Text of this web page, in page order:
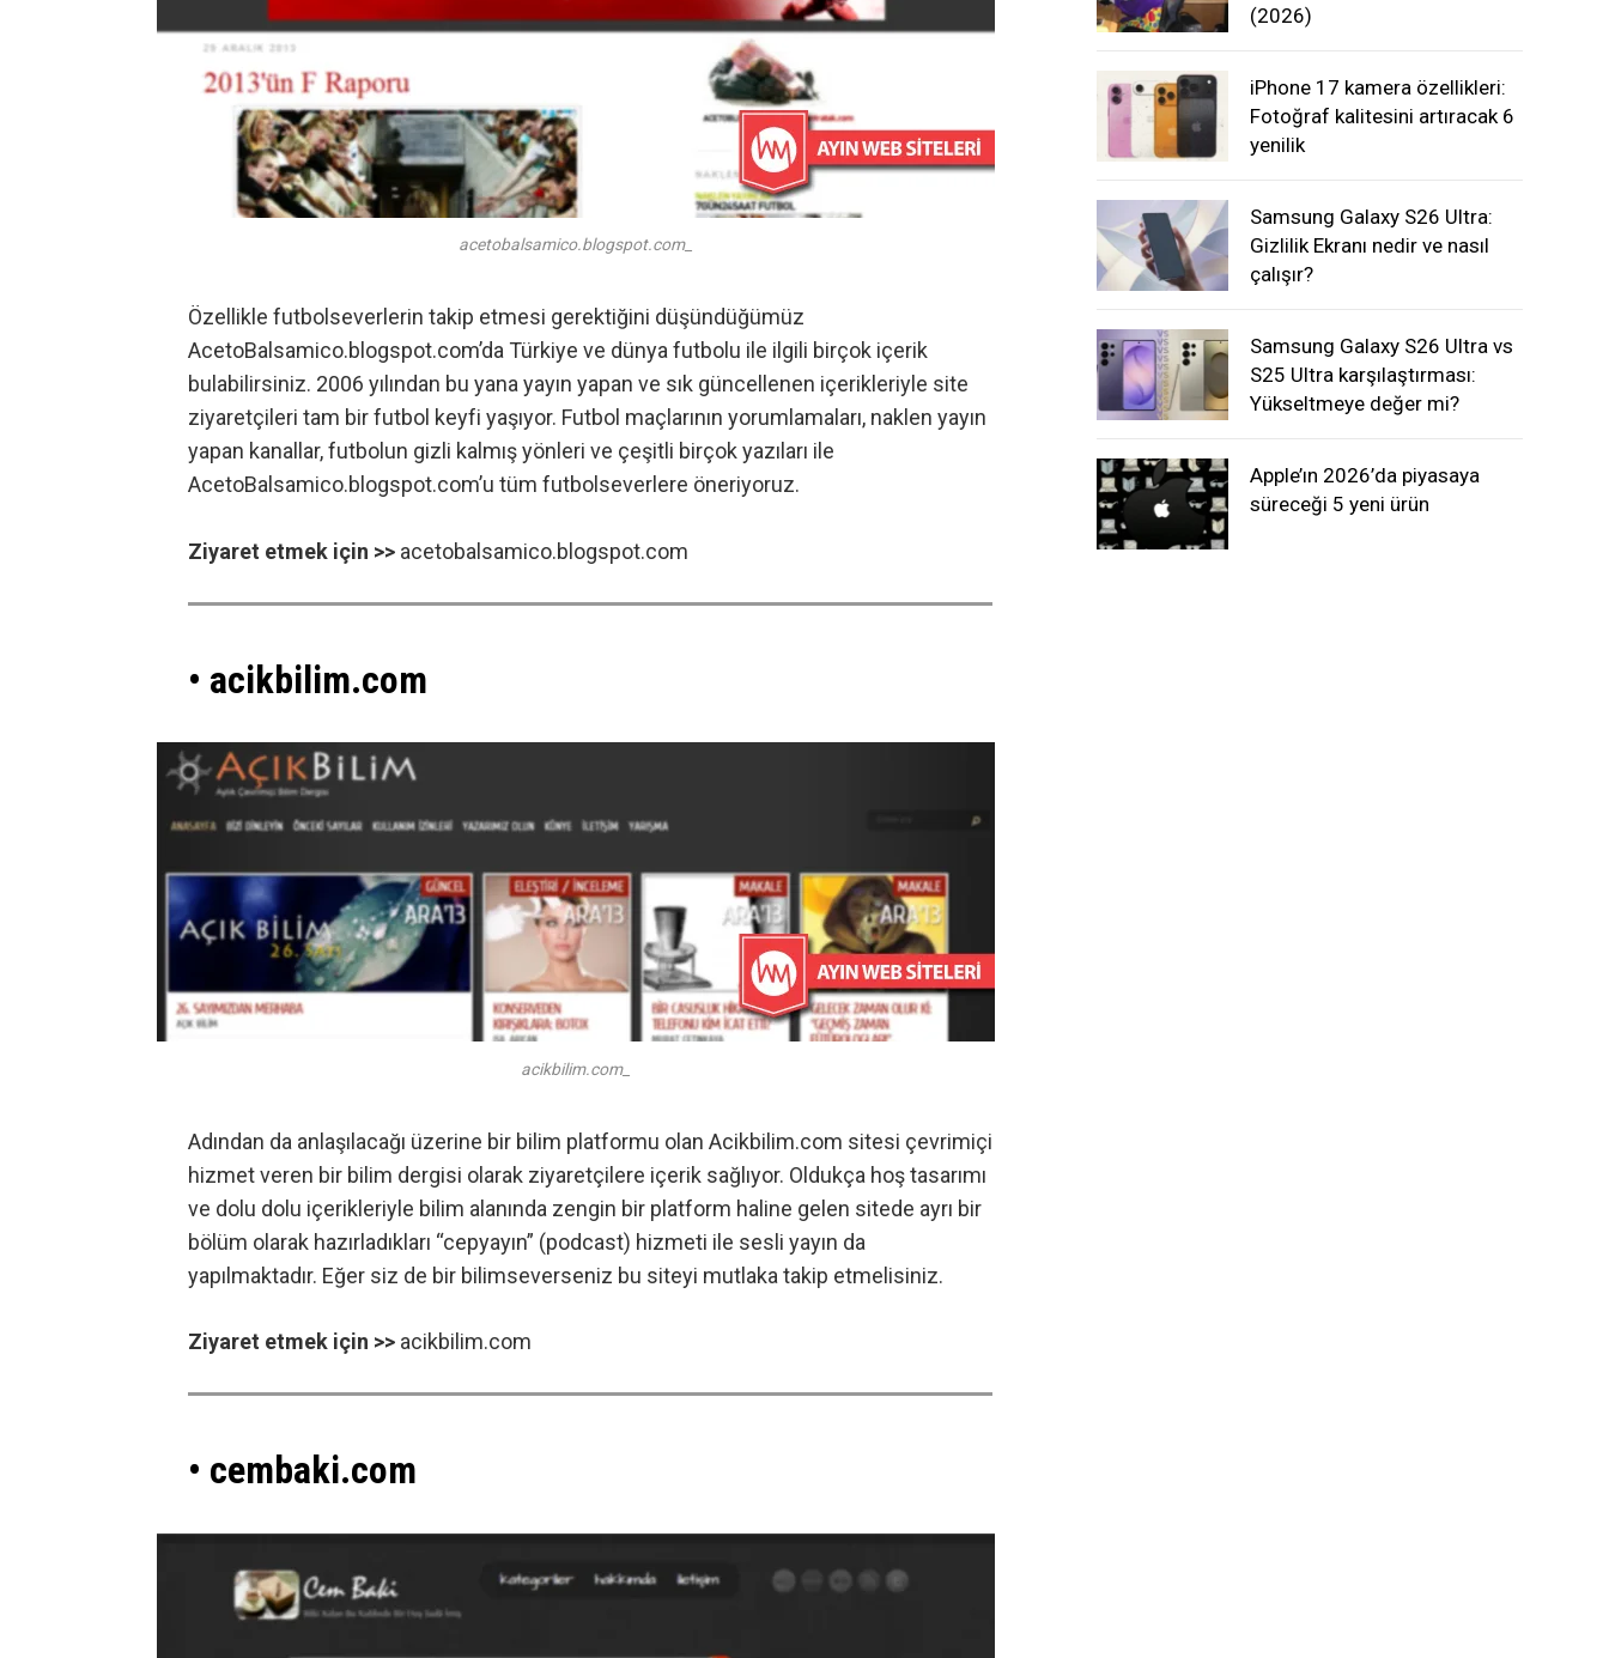
acetobalsamico.blogspot.com_
Özellikle futbolseverlerin takip etmesi gerektiğini düşündüğümüz
AcetoBalsamico.blogspot.com’da Türkiye ve dünya futbolu ile ilgili birçok içerik
bulabilirsiniz. 2006 yılından bu yana yayın yapan ve sık güncellenen içerikleriyle site
ziyaretçileri tam bir futbol keyfi yaşıyor. Futbol maçlarının yorumlamaları, naklen yayın
yapan kanallar, futbolun gizli kalmış yönleri ve çeşitli birçok yazıları ile
AcetoBalsamico.blogspot.com’u tüm futbolseverlere öneriyoruz.
Ziyaret etmek için >> acetobalsamico.blogspot.com
• acikbilim.com
acikbilim.com_
Adından da anlaşılacağı üzerine bir bilim platformu olan Acikbilim.com sitesi çevrimiçi
hizmet veren bir bilim dergisi olarak ziyaretçilere içerik sağlıyor. Oldukça hoş tasarımı
ve dolu dolu içerikleriyle bilim alanında zengin bir platform haline gelen sitede ayrı bir
bölüm olarak hazırladıkları “cepyayın” (podcast) hizmeti ile sesli yayın da
yapılmaktadır. Eğer siz de bir bilimseverseniz bu siteyi mutlaka takip etmelisiniz.
Ziyaret etmek için >> acikbilim.com
• cembaki.com
(2026)
iPhone 17 kamera özellikleri:
Fotoğraf kalitesini artıracak 6
yenilik
Samsung Galaxy S26 Ultra:
Gizlilik Ekranı nedir ve nasıl
çalışır?
Samsung Galaxy S26 Ultra vs
S25 Ultra karşılaştırması:
Yükseltmeye değer mi?
Apple’ın 2026’da piyasaya
süreceği 5 yeni ürün